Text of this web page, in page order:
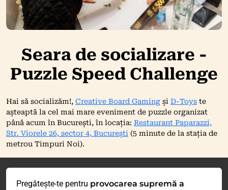
Seara de socializare -
Puzzle Speed Challenge
Hai să socializăm!, Creative Board Gaming și D-Toys te
așteaptă la cel mai mare eveniment de puzzle organizat
până acum în București, în locația: Restaurant Paparazzi,
Str. Viorele 26, sector 4, București (5 minute de la stația de
metrou Timpuri Noi).
Pregătește-te pentru provocarea supremă a